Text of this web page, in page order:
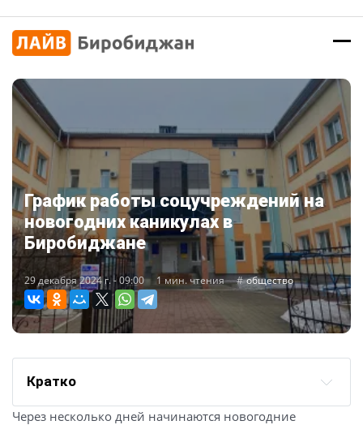
График работы соцучреждений на
новогодних каникулах в
Биробиджане
29 декабря 2024 г. - 09:00 1 мин. чтения общество
Кратко
Через несколько дней начинаются новогодние